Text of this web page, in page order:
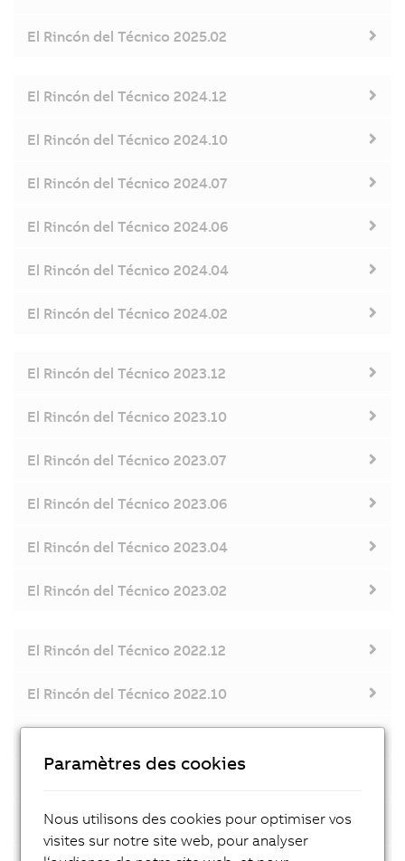
El Rincón del Técnico 2025.02
El Rincón del Técnico 2024.12
El Rincón del Técnico 2024.10
El Rincón del Técnico 2024.07
El Rincón del Técnico 2024.06
El Rincón del Técnico 2024.04
El Rincón del Técnico 2024.02
El Rincón del Técnico 2023.12
El Rincón del Técnico 2023.10
El Rincón del Técnico 2023.07
El Rincón del Técnico 2023.06
El Rincón del Técnico 2023.04
El Rincón del Técnico 2023.02
El Rincón del Técnico 2022.12
El Rincón del Técnico 2022.10
El Rincón del Técnico 2022.04
Paramètres des cookies
Nous utilisons des cookies pour optimiser vos
visites sur notre site web, pour analyser